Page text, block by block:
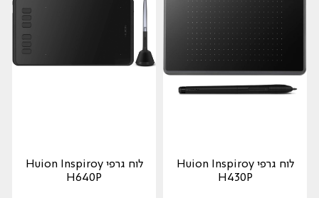
לוח גרפי Huion Inspiroy
H430P
לוח גרפי Huion Inspiroy
H640P